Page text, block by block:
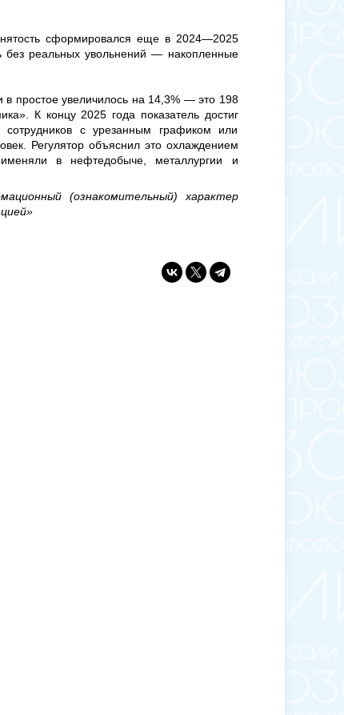
сформировался еще в 2024—2025
реальных увольнений — накопленные
в простое увеличилось на 14,3% — это 198
К концу 2025 года показатель достиг
с урезанным графиком или
Регулятор объяснил это охлаждением
в нефтедобыче, металлургии и
(ознакомительный) характер